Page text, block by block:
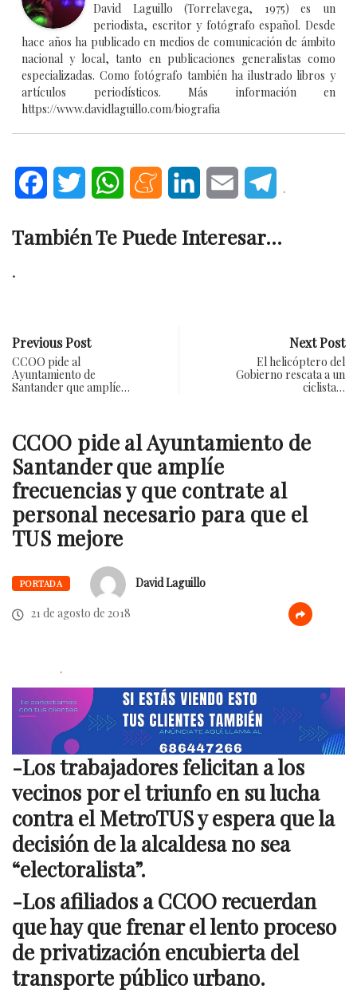
David Laguillo (Torrelavega, 1975) es un
periodista, escritor y fotógrafo español. Desde
hace años ha publicado en medios de comunicación de ámbito
nacional y local, tanto en publicaciones generalistas como
especializadas. Como fotógrafo también ha ilustrado libros y
artículos periodísticos. Más información en
https://www.davidlaguillo.com/biografia
FacebookTwitter WhatsAppMeneameLinkedInEmail .
También Te Puede Interesar...
.
Previous Post
CCOO pide al
Ayuntamiento de
Santander que amplíe…
Next Post
El helicóptero del
Gobierno rescata a un
ciclista…
CCOO pide al Ayuntamiento de
Santander que amplíe
frecuencias y que contrate al
personal necesario para que el
TUS mejore
PORTADA
David Laguillo
21 de agosto de 2018
.
-Los trabajadores felicitan a los
vecinos por el triunfo en su lucha
contra el MetroTUS y espera que la
decisión de la alcaldesa no sea
“electoralista”.
-Los afiliados a CCOO recuerdan
que hay que frenar el lento proceso
de privatización encubierta del
transporte público urbano.